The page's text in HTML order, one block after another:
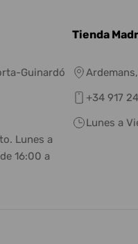
Guinardó
Lunes a
16:00 a
Tienda
+34 917
Lunes a